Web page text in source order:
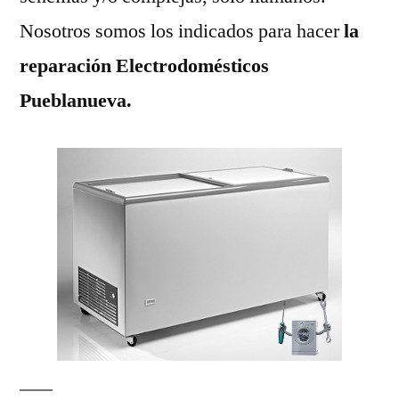
Nosotros somos los indicados para hacerla
reparación Electrodomésticos
Pueblanueva.